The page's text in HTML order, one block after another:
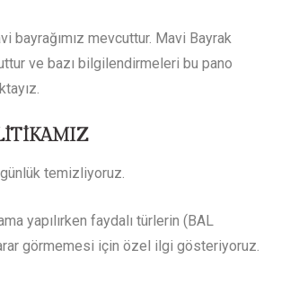
bayrağımız mevcuttur. Mavi Bayrak
ve bazı bilgilendirmeleri bu pano
temizliyoruz.
yapılırken faydalı türlerin (BAL
görmemesi için özel ilgi gösteriyoruz.